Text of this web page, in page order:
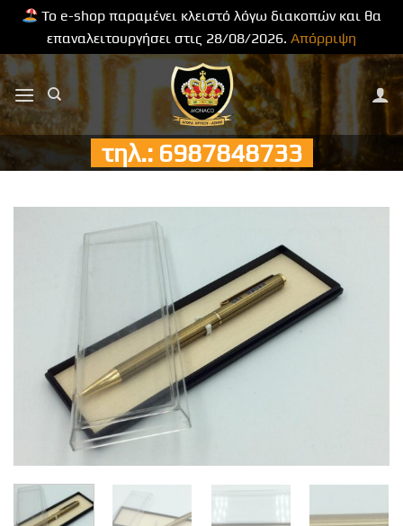
Το e-shop παραμένει κλειστό λόγω διακοπών και θα
επαναλειτουργήσει στις 28/08/2026. Απόρριψη
Μετάβαση
στο
περιεχόμενο
τηλ.: 6987848733